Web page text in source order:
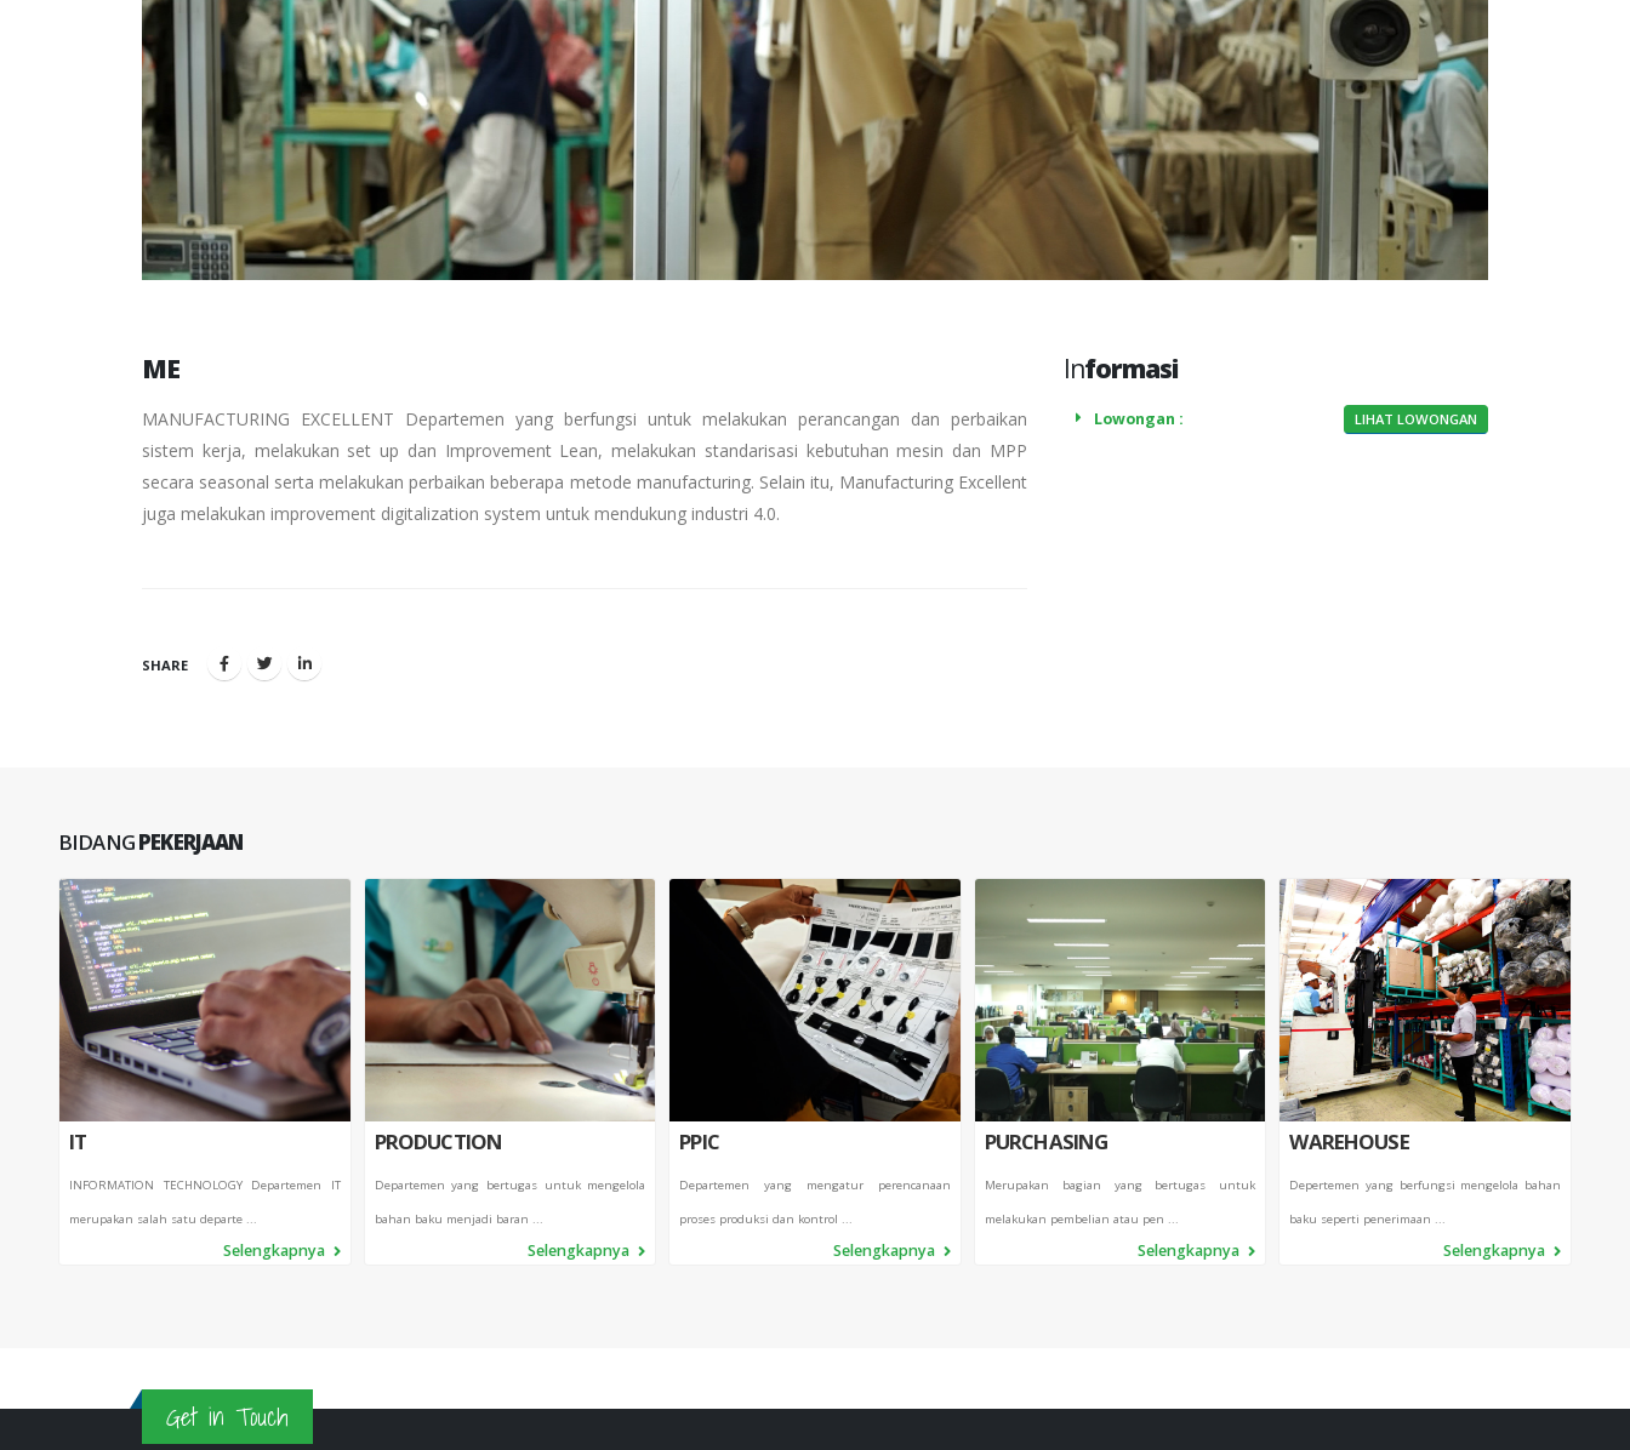
ME
MANUFACTURING EXCELLENT Departemen yang berfungsi untuk melakukan perancangan dan perbaikan
sistem kerja, melakukan set up dan Improvement Lean, melakukan standarisasi kebutuhan mesin dan MPP
secara seasonal serta melakukan perbaikan beberapa metode manufacturing. Selain itu, Manufacturing Excellent
juga melakukan improvement digitalization system untuk mendukung industri 4.0.
SHARE
Informasi
Lowongan : LIHAT LOWONGAN
BIDANGPEKERJAAN
IT
INFORMATION TECHNOLOGY Departemen IT
merupakan salah satu departe ...
Selengkapnya
PRODUCTION
Departemen yang bertugas untuk mengelola
bahan baku menjadi baran ...
Selengkapnya
PPIC
Departemen yang mengatur perencanaan
proses produksi dan kontrol ...
Selengkapnya
PURCHASING
Merupakan bagian yang bertugas untuk
melakukan pembelian atau pen ...
Selengkapnya
WAREHOUSE
Depertemen yang berfungsi mengelola bahan
baku seperti penerimaan ...
Selengkapnya
Get in Touch